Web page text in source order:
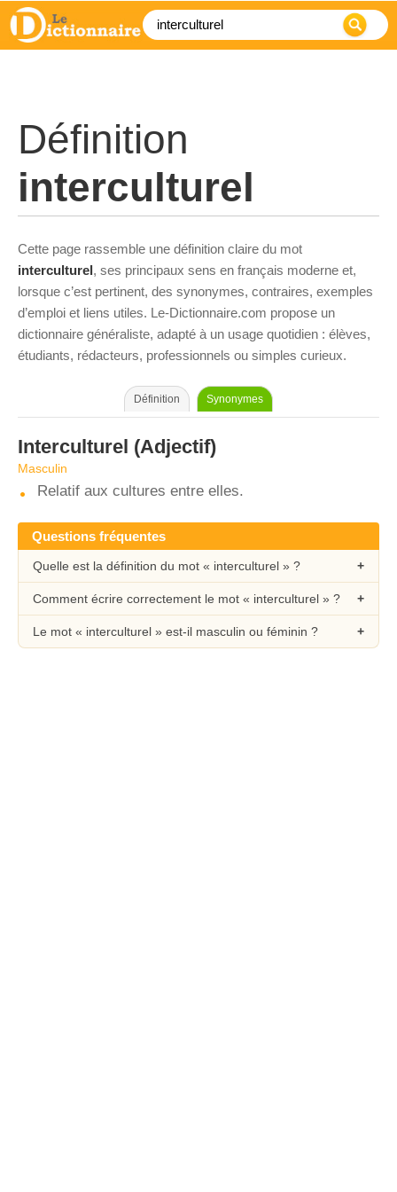
Définition
interculturel
Cette page rassemble une définition claire du mot
interculturel, ses principaux sens en français moderne et,
lorsque c’est pertinent, des synonymes, contraires, exemples
d’emploi et liens utiles. Le-Dictionnaire.com propose un
dictionnaire généraliste, adapté à un usage quotidien : élèves,
étudiants, rédacteurs, professionnels ou simples curieux.
Définition Synonymes
Interculturel (Adjectif)
Masculin
Relatif aux cultures entre elles.
Questions fréquentes
Quelle est la définition du mot « interculturel » ?
Comment écrire correctement le mot « interculturel » ?
Le mot « interculturel » est-il masculin ou féminin ?